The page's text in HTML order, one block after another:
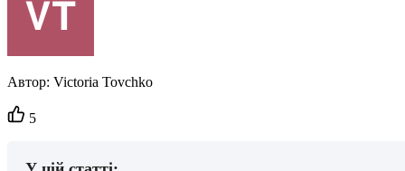
Автор: Victoria Tovchko
Кількість
вподобайок:
5